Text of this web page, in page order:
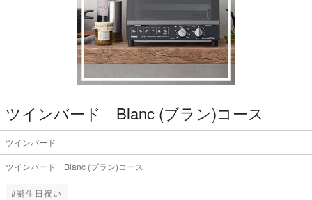
ツインバード Blanc (ブラン)コース
ツインバード
ツインバード Blanc (ブラン)コース
#誕生日祝い